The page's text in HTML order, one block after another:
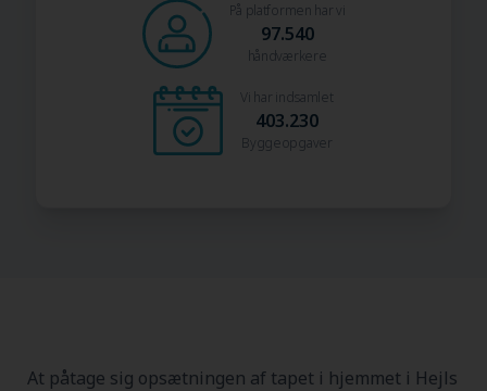
På platformen har vi
97.540
håndværkere
Vi har indsamlet
403.230
Byggeopgaver
At påtage sig opsætningen af tapet i hjemmet i Hejls